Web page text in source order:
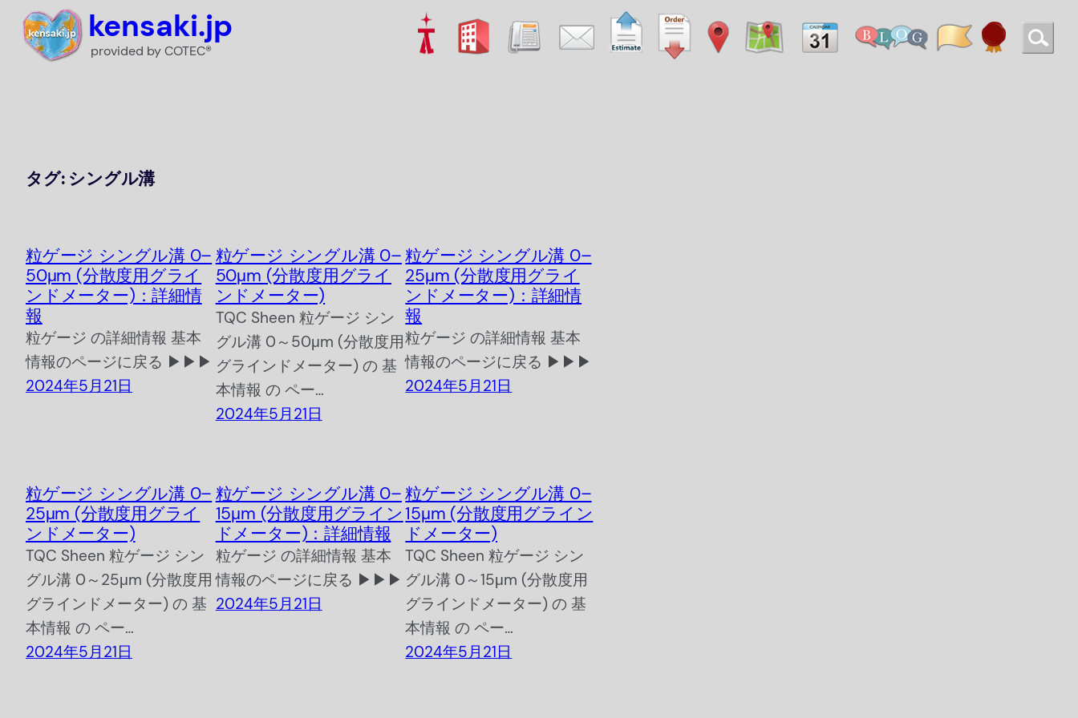
kensaki.jp
provided by COTEC®
タグ: シングル溝
粒ゲージ シングル溝 0–
50μm (分散度用グライ
ンドメーター)：詳細情
報
粒ゲージ の詳細情報 基本
情報のページに戻る ▶▶▶
2024年5月21日
粒ゲージ シングル溝 0–
50μm (分散度用グライ
ンドメーター)
TQC Sheen 粒ゲージ シン
グル溝 0～50μm (分散度用
グラインドメーター) の 基
本情報 の ペー…
2024年5月21日
粒ゲージ シングル溝 0–
25μm (分散度用グライ
ンドメーター)：詳細情
報
粒ゲージ の詳細情報 基本
情報のページに戻る ▶▶▶
2024年5月21日
粒ゲージ シングル溝 0–
25μm (分散度用グライ
ンドメーター)
TQC Sheen 粒ゲージ シン
グル溝 0～25μm (分散度用
グラインドメーター) の 基
本情報 の ペー…
2024年5月21日
粒ゲージ シングル溝 0–
15μm (分散度用グライン
ドメーター)：詳細情報
粒ゲージ の詳細情報 基本
情報のページに戻る ▶▶▶
2024年5月21日
粒ゲージ シングル溝 0–
15μm (分散度用グライン
ドメーター)
TQC Sheen 粒ゲージ シン
グル溝 0～15μm (分散度用
グラインドメーター) の 基
本情報 の ペー…
2024年5月21日